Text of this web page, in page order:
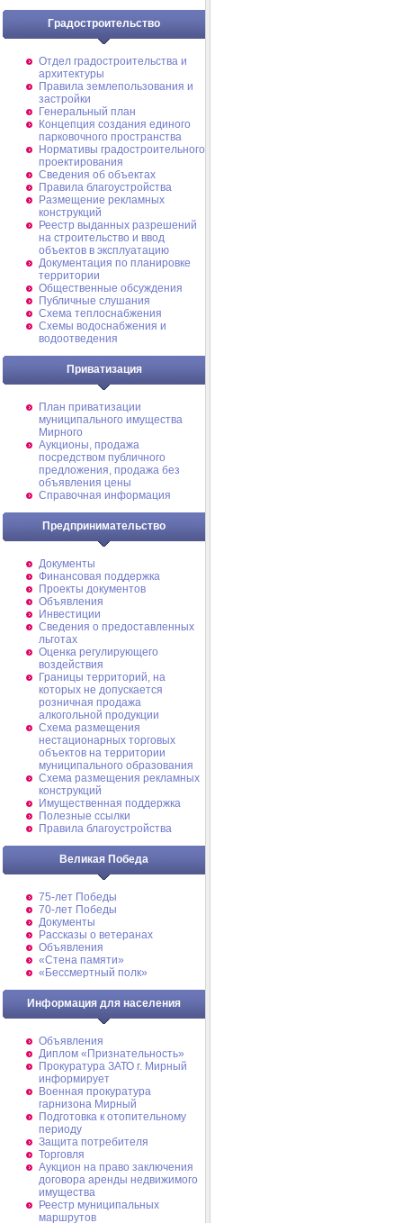
Градостроительство
Отдел градостроительства и
архитектуры
Правила землепользования и
застройки
Генеральный план
Концепция создания единого
парковочного пространства
Нормативы градостроительного
проектирования
Сведения об объектах
Правила благоустройства
Размещение рекламных
конструкций
Реестр выданных разрешений
на строительство и ввод
объектов в эксплуатацию
Документация по планировке
территории
Общественные обсуждения
Публичные слушания
Схема теплоснабжения
Схемы водоснабжения и
водоотведения
Приватизация
План приватизации
муниципального имущества
Мирного
Аукционы, продажа
посредством публичного
предложения, продажа без
объявления цены
Справочная информация
Предпринимательство
Документы
Финансовая поддержка
Проекты документов
Объявления
Инвестиции
Сведения о предоставленных
льготах
Оценка регулирующего
воздействия
Границы территорий, на
которых не допускается
розничная продажа
алкогольной продукции
Схема размещения
нестационарных торговых
объектов на территории
муниципального образования
Схема размещения рекламных
конструкций
Имущественная поддержка
Полезные ссылки
Правила благоустройства
Великая Победа
75-лет Победы
70-лет Победы
Документы
Рассказы о ветеранах
Объявления
«Стена памяти»
«Бессмертный полк»
Информация для населения
Объявления
Диплом «Признательность»
Прокуратура ЗАТО г. Мирный
информирует
Военная прокуратура
гарнизона Мирный
Подготовка к отопительному
периоду
Защита потребителя
Торговля
Аукцион на право заключения
договора аренды недвижимого
имущества
Реестр муниципальных
маршрутов